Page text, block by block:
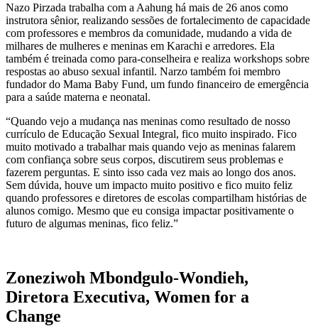
Nazo Pirzada trabalha com a Aahung há mais de 26 anos como
instrutora sênior, realizando sessões de fortalecimento de capacidade
com professores e membros da comunidade, mudando a vida de
milhares de mulheres e meninas em Karachi e arredores. Ela
também é treinada como para-conselheira e realiza workshops sobre
respostas ao abuso sexual infantil. Narzo também foi membro
fundador do Mama Baby Fund, um fundo financeiro de emergência
para a saúde materna e neonatal.
“Quando vejo a mudança nas meninas como resultado de nosso
currículo de Educação Sexual Integral, fico muito inspirado. Fico
muito motivado a trabalhar mais quando vejo as meninas falarem
com confiança sobre seus corpos, discutirem seus problemas e
fazerem perguntas. E sinto isso cada vez mais ao longo dos anos.
Sem dúvida, houve um impacto muito positivo e fico muito feliz
quando professores e diretores de escolas compartilham histórias de
alunos comigo. Mesmo que eu consiga impactar positivamente o
futuro de algumas meninas, fico feliz.”
Zoneziwoh Mbondgulo-Wondieh,
Diretora Executiva, Women for a
Change